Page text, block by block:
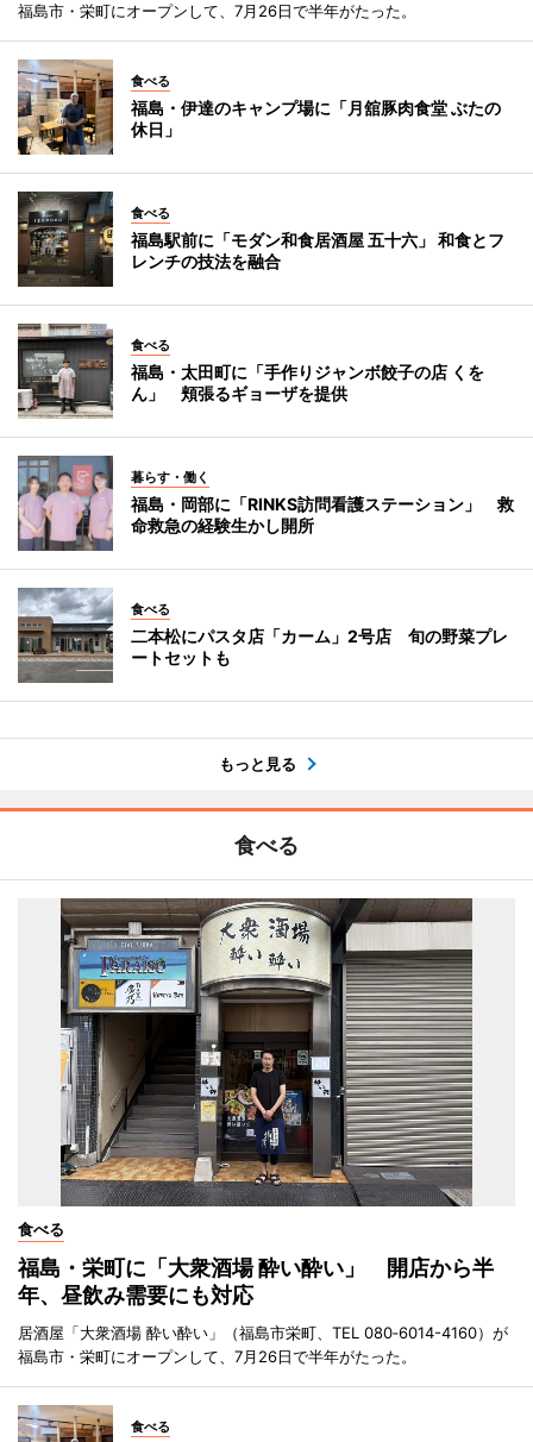
福島市・栄町にオープンして、7月26日で半年がたった。
食べる
福島・伊達のキャンプ場に「月舘豚肉食堂 ぶたの
休日」
食べる
福島駅前に「モダン和食居酒屋 五十六」 和食とフ
レンチの技法を融合
食べる
福島・太田町に「手作りジャンボ餃子の店 くを
ん」 頬張るギョーザを提供
暮らす・働く
福島・岡部に「RINKS訪問看護ステーション」 救
命救急の経験生かし開所
食べる
二本松にパスタ店「カーム」2号店 旬の野菜プレ
ートセットも
もっと見る
食べる
食べる
福島・栄町に「大衆酒場 酔い酔い」 開店から半
年、昼飲み需要にも対応
居酒屋「大衆酒場 酔い酔い」（福島市栄町、TEL 080‐6014-4160）が
福島市・栄町にオープンして、7月26日で半年がたった。
食べる